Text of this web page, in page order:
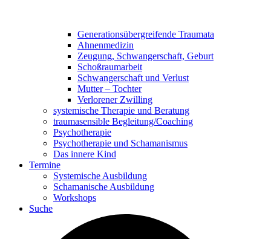
Generationsübergreifende Traumata
Ahnenmedizin
Zeugung, Schwangerschaft, Geburt
Schoßraumarbeit
Schwangerschaft und Verlust
Mutter – Tochter
Verlorener Zwilling
systemische Therapie und Beratung
traumasensible Begleitung/Coaching
Psychotherapie
Psychotherapie und Schamanismus
Das innere Kind
Termine
Systemische Ausbildung
Schamanische Ausbildung
Workshops
Suche